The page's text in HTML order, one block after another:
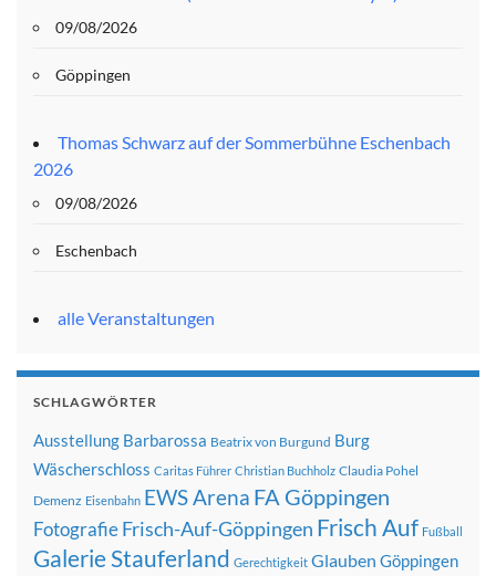
09/08/2026
Göppingen
Thomas Schwarz auf der Sommerbühne Eschenbach
2026
09/08/2026
Eschenbach
alle Veranstaltungen
SCHLAGWÖRTER
Ausstellung Barbarossa Beatrix von Burgund Burg
Wäscherschloss Caritas Führer Christian Buchholz Claudia Pohel
Demenz Eisenbahn EWS Arena FA Göppingen
FotografieFrisch-Auf-Göppingen Frisch Auf Fußball
Galerie Stauferland Gerechtigkeit Glauben Göppingen